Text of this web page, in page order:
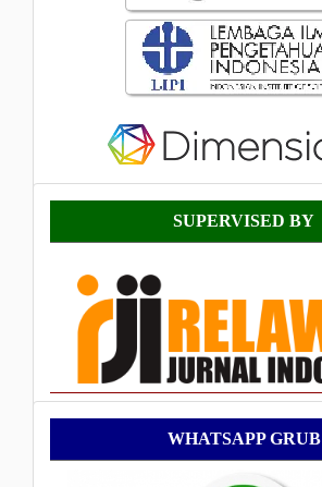
Supervised
By
SUPERVISED BY
WhatsApp
Grub
WHATSAPP GRUB